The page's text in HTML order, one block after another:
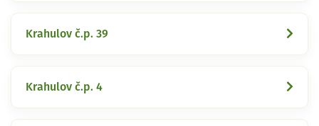
Krahulov č.p. 39
Krahulov č.p. 4